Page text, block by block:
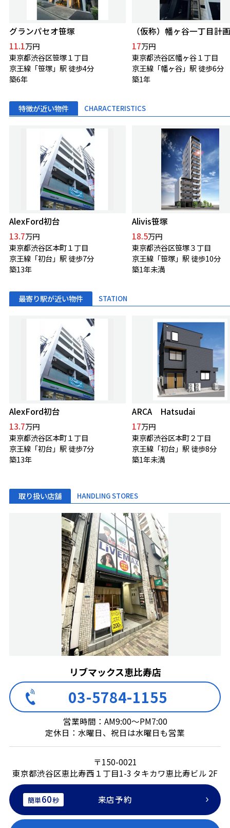
グランパセオ笹塚
11.1万円
東京都渋谷区笹塚１丁目
京王線「笹塚」駅 徒歩4分
築6年
（仮称）幡ヶ谷一丁目計画
17万円
東京都渋谷区幡ヶ谷１丁目
京王線「幡ヶ谷」駅 徒歩6分
築1年
特徴が近い物件 CHARACTERISTICS
AlexFord初台
13.7万円
東京都渋谷区本町１丁目
京王線「初台」駅 徒歩7分
築13年
Alivis笹塚
18.5万円
東京都渋谷区笹塚３丁目
京王線「笹塚」駅 徒歩10分
築1年未満
最寄り駅が近い物件 STATION
AlexFord初台
13.7万円
東京都渋谷区本町１丁目
京王線「初台」駅 徒歩7分
築13年
ARCA Hatsudai
17万円
東京都渋谷区本町２丁目
京王線「初台」駅 徒歩8分
築1年未満
取り扱い店舗 HANDLING STORES
リブマックス恵比寿店
03-5784-1155
営業時間：AM9:00～PM7:00
定休日：水曜日、祝日は水曜日も営業
〒150-0021
東京都渋谷区恵比寿西１丁目1-3 タキカワ恵比寿ビル 2F
簡単60秒 来店予約